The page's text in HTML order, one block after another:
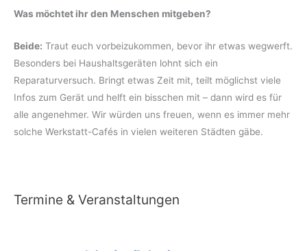
Was möchtet ihr den Menschen mitgeben?
Beide: Traut euch vorbeizukommen, bevor ihr etwas wegwerft.
Besonders bei Haushaltsgeräten lohnt sich ein
Reparaturversuch. Bringt etwas Zeit mit, teilt möglichst viele
Infos zum Gerät und helft ein bisschen mit – dann wird es für
alle angenehmer. Wir würden uns freuen, wenn es immer mehr
solche Werkstatt-Cafés in vielen weiteren Städten gäbe.
Termine & Veranstaltungen